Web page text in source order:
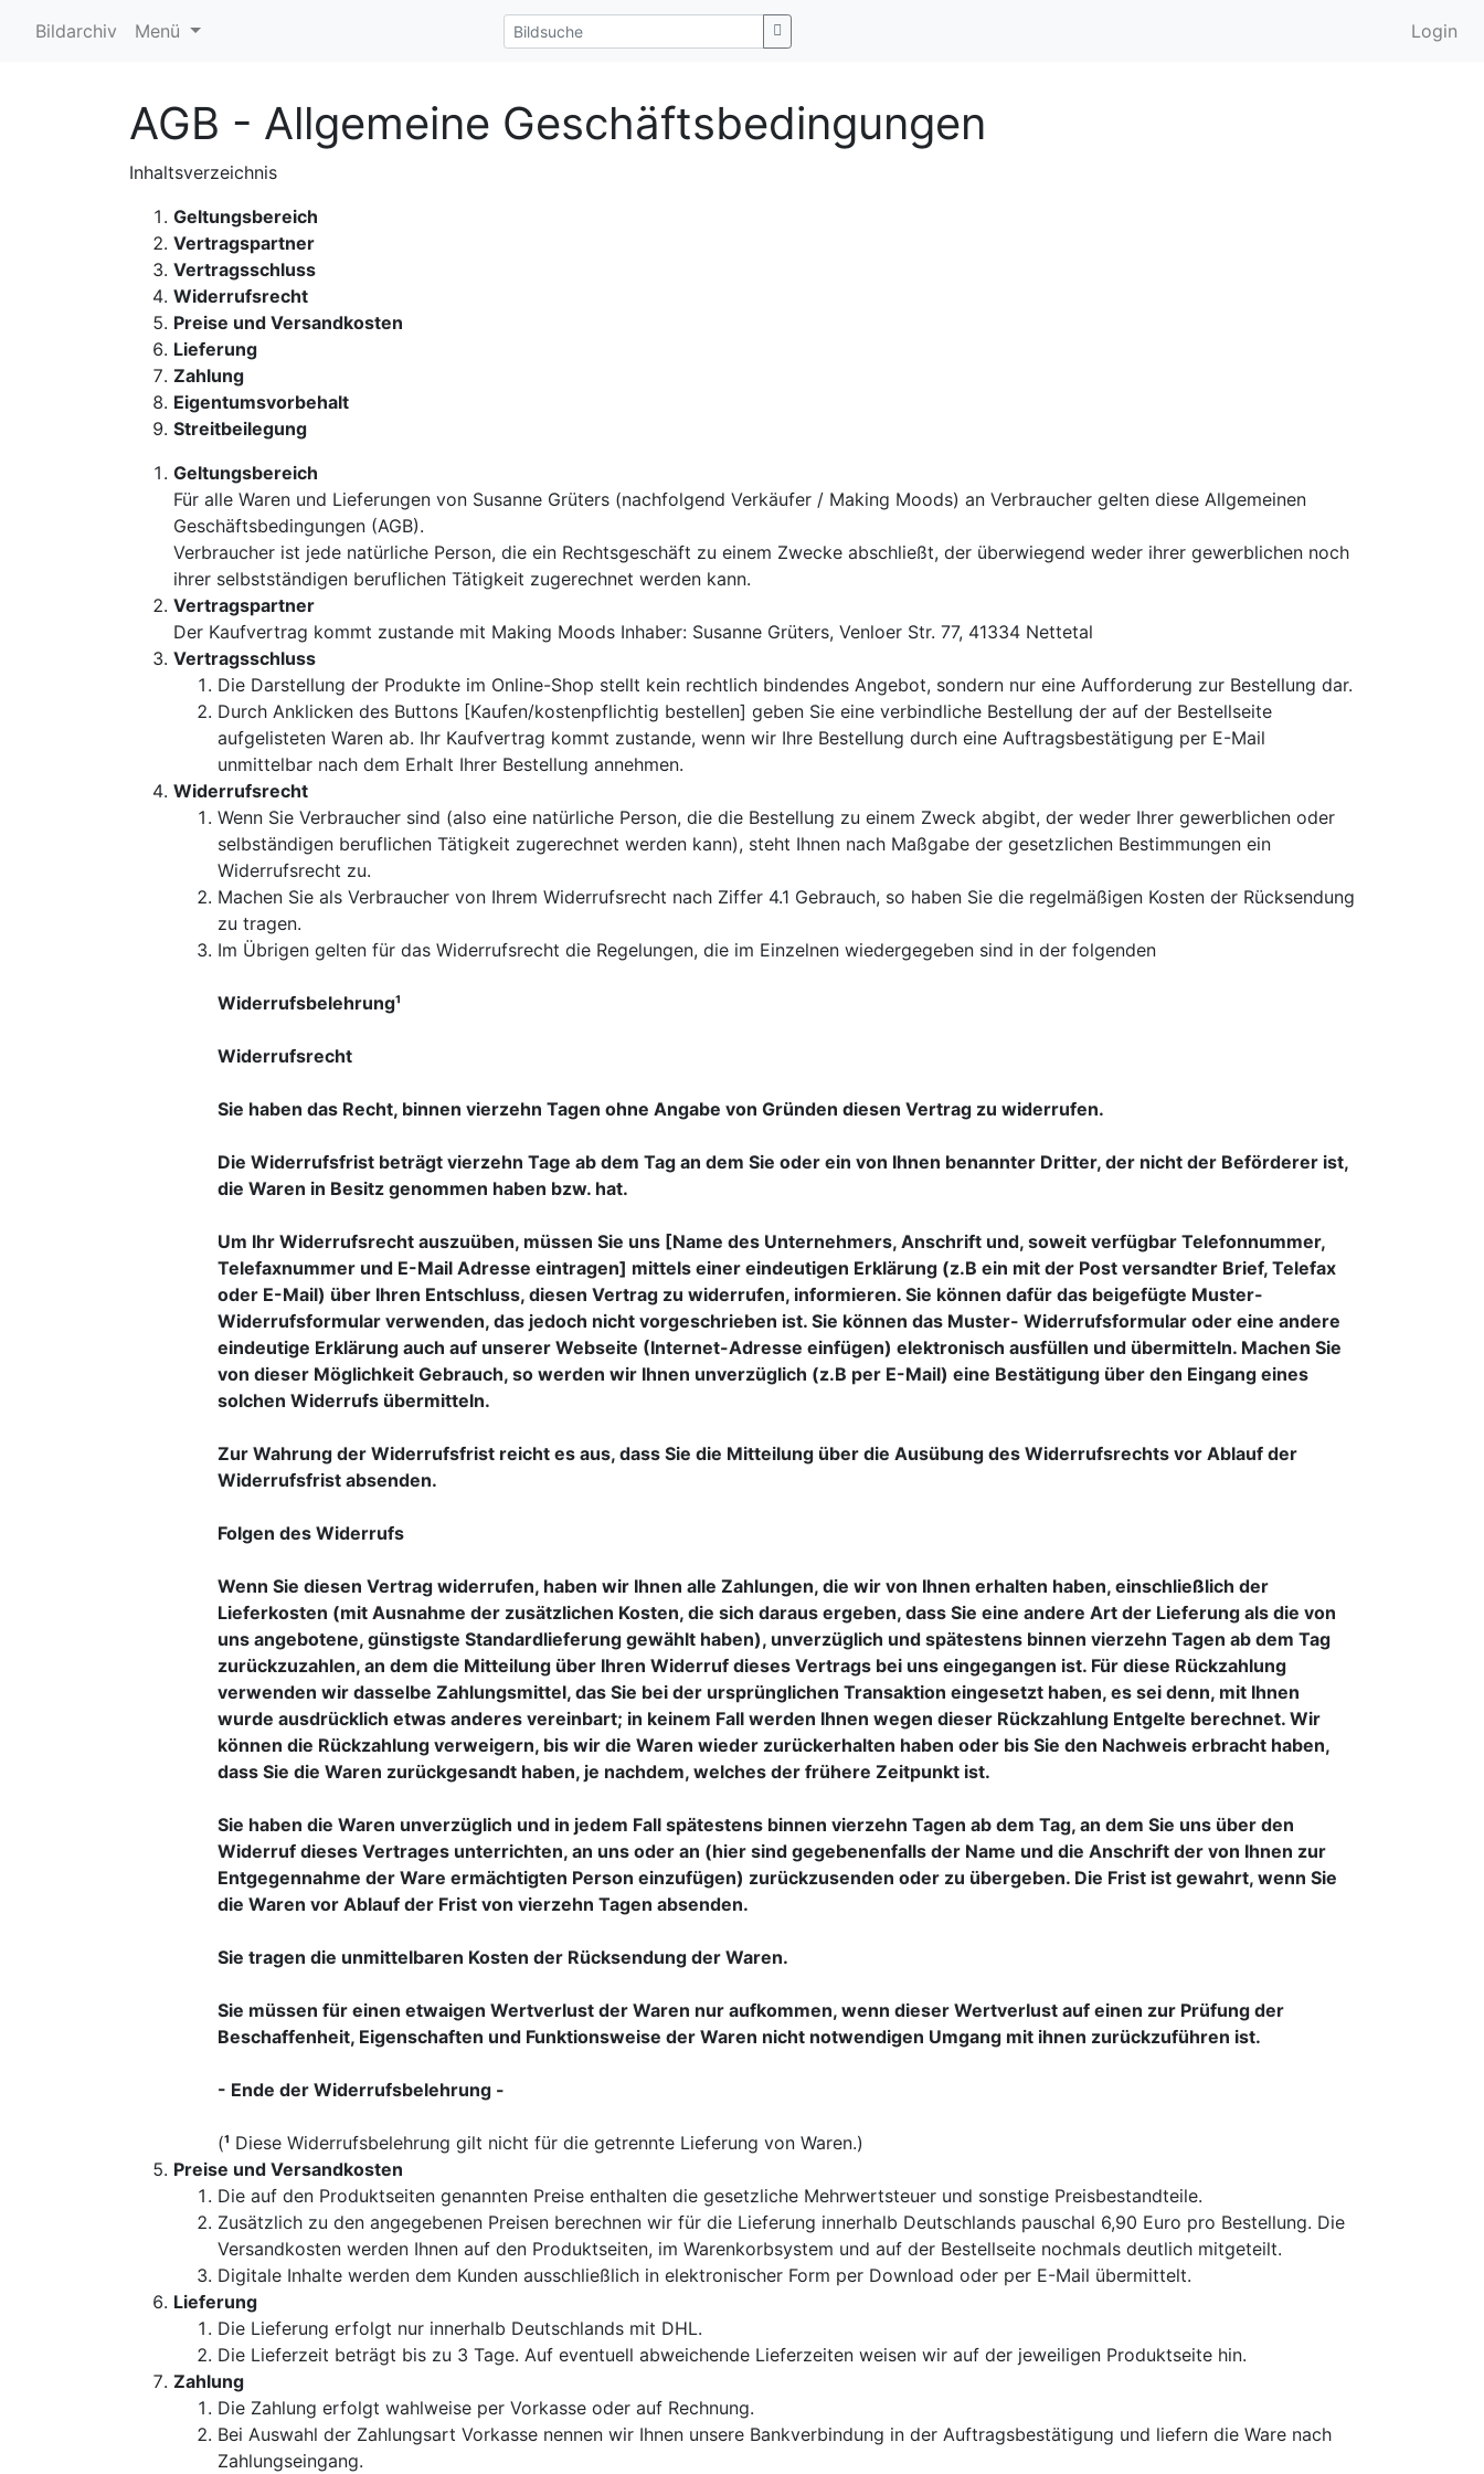
Bildarchiv Menü Login
AGB - Allgemeine Geschäftsbedingungen
Inhaltsverzeichnis
Geltungsbereich
Vertragspartner
Vertragsschluss
Widerrufsrecht
Preise und Versandkosten
Lieferung
Zahlung
Eigentumsvorbehalt
Streitbeilegung
Geltungsbereich
Für alle Waren und Lieferungen von Susanne Grüters (nachfolgend Verkäufer / Making Moods) an Verbraucher gelten diese Allgemeinen
Geschäftsbedingungen (AGB).
Verbraucher ist jede natürliche Person, die ein Rechtsgeschäft zu einem Zwecke abschließt, der überwiegend weder ihrer gewerblichen noch
ihrer selbstständigen beruflichen Tätigkeit zugerechnet werden kann.
Vertragspartner
Der Kaufvertrag kommt zustande mit Making Moods Inhaber: Susanne Grüters, Venloer Str. 77, 41334 Nettetal
Vertragsschluss
Die Darstellung der Produkte im Online-Shop stellt kein rechtlich bindendes Angebot, sondern nur eine Aufforderung zur Bestellung dar.
Durch Anklicken des Buttons [Kaufen/kostenpflichtig bestellen] geben Sie eine verbindliche Bestellung der auf der Bestellseite
aufgelisteten Waren ab. Ihr Kaufvertrag kommt zustande, wenn wir Ihre Bestellung durch eine Auftragsbestätigung per E-Mail
unmittelbar nach dem Erhalt Ihrer Bestellung annehmen.
Widerrufsrecht
Wenn Sie Verbraucher sind (also eine natürliche Person, die die Bestellung zu einem Zweck abgibt, der weder Ihrer gewerblichen oder
selbständigen beruflichen Tätigkeit zugerechnet werden kann), steht Ihnen nach Maßgabe der gesetzlichen Bestimmungen ein
Widerrufsrecht zu.
Machen Sie als Verbraucher von Ihrem Widerrufsrecht nach Ziffer 4.1 Gebrauch, so haben Sie die regelmäßigen Kosten der Rücksendung
zu tragen.
Im Übrigen gelten für das Widerrufsrecht die Regelungen, die im Einzelnen wiedergegeben sind in der folgenden
Widerrufsbelehrung¹
Widerrufsrecht
Sie haben das Recht, binnen vierzehn Tagen ohne Angabe von Gründen diesen Vertrag zu widerrufen.
Die Widerrufsfrist beträgt vierzehn Tage ab dem Tag an dem Sie oder ein von Ihnen benannter Dritter, der nicht der Beförderer ist,
die Waren in Besitz genommen haben bzw. hat.
Um Ihr Widerrufsrecht auszuüben, müssen Sie uns [Name des Unternehmers, Anschrift und, soweit verfügbar Telefonnummer,
Telefaxnummer und E-Mail Adresse eintragen] mittels einer eindeutigen Erklärung (z.B ein mit der Post versandter Brief, Telefax
oder E-Mail) über Ihren Entschluss, diesen Vertrag zu widerrufen, informieren. Sie können dafür das beigefügte Muster-
Widerrufsformular verwenden, das jedoch nicht vorgeschrieben ist. Sie können das Muster- Widerrufsformular oder eine andere
eindeutige Erklärung auch auf unserer Webseite (Internet-Adresse einfügen) elektronisch ausfüllen und übermitteln. Machen Sie
von dieser Möglichkeit Gebrauch, so werden wir Ihnen unverzüglich (z.B per E-Mail) eine Bestätigung über den Eingang eines
solchen Widerrufs übermitteln.
Zur Wahrung der Widerrufsfrist reicht es aus, dass Sie die Mitteilung über die Ausübung des Widerrufsrechts vor Ablauf der
Widerrufsfrist absenden.
Folgen des Widerrufs
Wenn Sie diesen Vertrag widerrufen, haben wir Ihnen alle Zahlungen, die wir von Ihnen erhalten haben, einschließlich der
Lieferkosten (mit Ausnahme der zusätzlichen Kosten, die sich daraus ergeben, dass Sie eine andere Art der Lieferung als die von
uns angebotene, günstigste Standardlieferung gewählt haben), unverzüglich und spätestens binnen vierzehn Tagen ab dem Tag
zurückzuzahlen, an dem die Mitteilung über Ihren Widerruf dieses Vertrags bei uns eingegangen ist. Für diese Rückzahlung
verwenden wir dasselbe Zahlungsmittel, das Sie bei der ursprünglichen Transaktion eingesetzt haben, es sei denn, mit Ihnen
wurde ausdrücklich etwas anderes vereinbart; in keinem Fall werden Ihnen wegen dieser Rückzahlung Entgelte berechnet. Wir
können die Rückzahlung verweigern, bis wir die Waren wieder zurückerhalten haben oder bis Sie den Nachweis erbracht haben,
dass Sie die Waren zurückgesandt haben, je nachdem, welches der frühere Zeitpunkt ist.
Sie haben die Waren unverzüglich und in jedem Fall spätestens binnen vierzehn Tagen ab dem Tag, an dem Sie uns über den
Widerruf dieses Vertrages unterrichten, an uns oder an (hier sind gegebenenfalls der Name und die Anschrift der von Ihnen zur
Entgegennahme der Ware ermächtigten Person einzufügen) zurückzusenden oder zu übergeben. Die Frist ist gewahrt, wenn Sie
die Waren vor Ablauf der Frist von vierzehn Tagen absenden.
Sie tragen die unmittelbaren Kosten der Rücksendung der Waren.
Sie müssen für einen etwaigen Wertverlust der Waren nur aufkommen, wenn dieser Wertverlust auf einen zur Prüfung der
Beschaffenheit, Eigenschaften und Funktionsweise der Waren nicht notwendigen Umgang mit ihnen zurückzuführen ist.
- Ende der Widerrufsbelehrung -
(¹ Diese Widerrufsbelehrung gilt nicht für die getrennte Lieferung von Waren.)
Preise und Versandkosten
Die auf den Produktseiten genannten Preise enthalten die gesetzliche Mehrwertsteuer und sonstige Preisbestandteile.
Zusätzlich zu den angegebenen Preisen berechnen wir für die Lieferung innerhalb Deutschlands pauschal 6,90 Euro pro Bestellung. Die
Versandkosten werden Ihnen auf den Produktseiten, im Warenkorbsystem und auf der Bestellseite nochmals deutlich mitgeteilt.
Digitale Inhalte werden dem Kunden ausschließlich in elektronischer Form per Download oder per E-Mail übermittelt.
Lieferung
Die Lieferung erfolgt nur innerhalb Deutschlands mit DHL.
Die Lieferzeit beträgt bis zu 3 Tage. Auf eventuell abweichende Lieferzeiten weisen wir auf der jeweiligen Produktseite hin.
Zahlung
Die Zahlung erfolgt wahlweise per Vorkasse oder auf Rechnung.
Bei Auswahl der Zahlungsart Vorkasse nennen wir Ihnen unsere Bankverbindung in der Auftragsbestätigung und liefern die Ware nach
Zahlungseingang.